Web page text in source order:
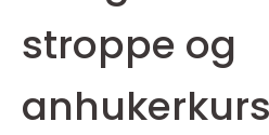
stroppe og